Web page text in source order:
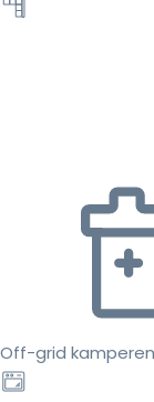
Off-grid kamperen